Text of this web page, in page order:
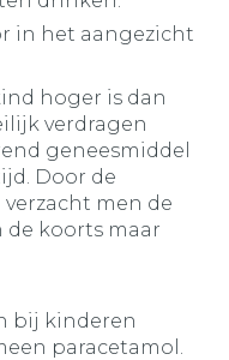
in het aangezicht
hoger is dan
verdragen
geneesmiddel
Door de
men de
koorts maar
bij kinderen
paracetamol.